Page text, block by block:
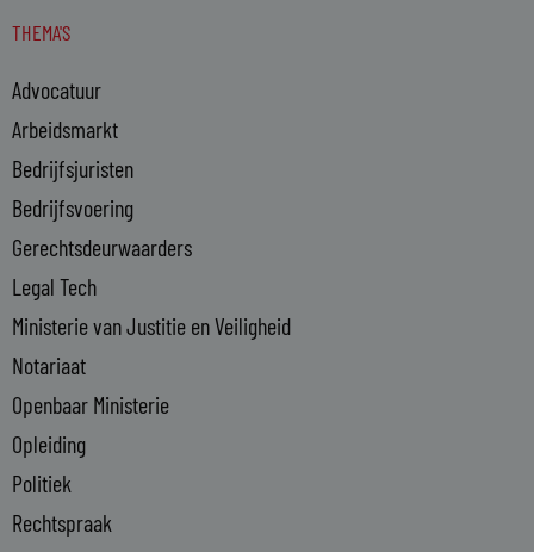
k
d
i
n
-
i
n
THEMA'S
Advocatuur
Arbeidsmarkt
Bedrijfsjuristen
Bedrijfsvoering
Gerechtsdeurwaarders
Legal Tech
Ministerie van Justitie en Veiligheid
Notariaat
Openbaar Ministerie
Opleiding
Politiek
Rechtspraak